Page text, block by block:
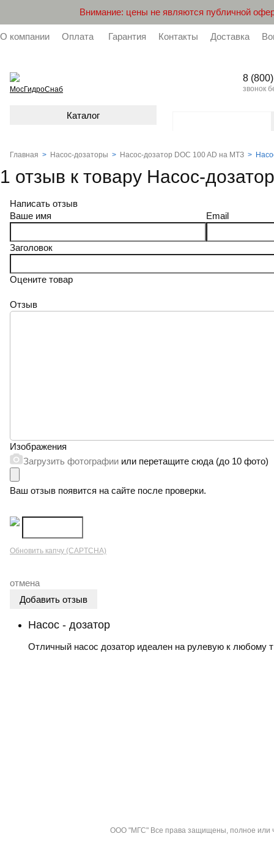
Внимание: цены не являются публичной
О компании Оплата Гарантия Контакты Доставка
МосГидроСнаб
8
звонок
Каталог
Главная > Насос-дозаторы > Насос-дозатор DOC 100 AD на МТЗ >
1 отзыв к товару Насос-
Написать отзыв
Ваше имя
Email
Заголовок
Оцените товар
Отзыв
Изображения
Загрузить фотографии или перетащите сюда (до 10 фото)
Ваш отзыв появится на сайте после проверки.
Обновить капчу (CAPTCHA)
отмена
Насос - дозатор
Отличный насос дозатор идеален на рулевую к любому
ООО "МГС" Все права защищены, полное или